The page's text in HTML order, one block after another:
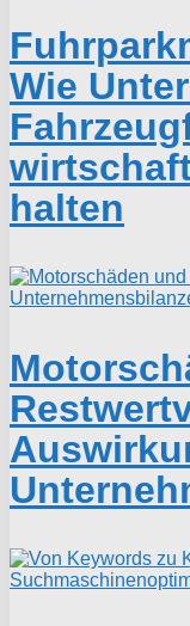
Wie
halten